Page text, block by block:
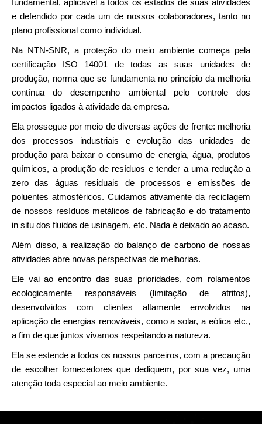
e defendido por cada um de nossos colaboradores, tanto no
plano profissional como individual.
Na NTN-SNR, a proteção do meio ambiente começa pela
certificação ISO 14001 de todas as suas unidades de
produção, norma que se fundamenta no princípio da melhoria
contínua do desempenho ambiental pelo controle dos
impactos ligados à atividade da empresa.
Ela prossegue por meio de diversas ações de frente: melhoria
dos processos industriais e evolução das unidades de
produção para baixar o consumo de energia, água, produtos
químicos, a produção de resíduos e tender a uma redução a
zero das águas residuais de processos e emissões de
poluentes atmosféricos. Cuidamos ativamente da reciclagem
de nossos resíduos metálicos de fabricação e do tratamento
in situ dos fluidos de usinagem, etc. Nada é deixado ao acaso.
Além disso, a realização do balanço de carbono de nossas
atividades abre novas perspectivas de melhorias.
Ele vai ao encontro das suas prioridades, com rolamentos
ecologicamente responsáveis (limitação de atritos),
desenvolvidos com clientes altamente envolvidos na
aplicação de energias renováveis, como a solar, a eólica etc.,
a fim de que juntos vivamos respeitando a natureza.
Ela se estende a todos os nossos parceiros, com a precaução
de escolher fornecedores que dediquem, por sua vez, uma
atenção toda especial ao meio ambiente.